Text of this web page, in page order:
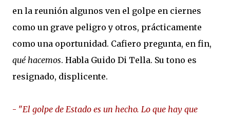
en la reunión algunos ven el golpe en ciernes
como un grave peligro y otros, prácticamente
como una oportunidad. Cafiero pregunta, en fin,
qué hacemos. Habla Guido Di Tella. Su tono es
resignado, displicente.
- "El golpe de Estado es un hecho. Lo que hay que